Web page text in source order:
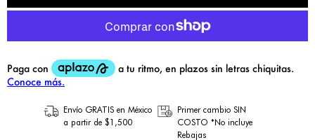
Envío GRATIS en México
a partir de $1,500
Primer cambio SIN
COSTO *No incluye
Rebajas